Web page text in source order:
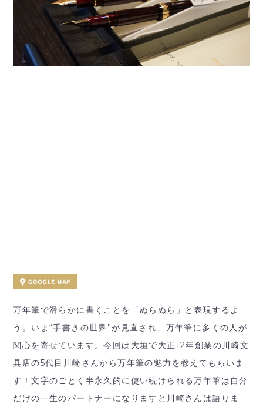
万年筆で滑らかに書くことを「ぬらぬら」と表現するよ
う。いま“手書きの世界”が見直され、万年筆に多くの人が
関心を寄せています。今回は大垣で大正12年創業の川崎文
具店の5代目川崎さんから万年筆の魅力を教えてもらいま
す！文字のごとく半永久的に使い続けられる万年筆は自分
だけの一生のパートナーになりますと川崎さんは語りま